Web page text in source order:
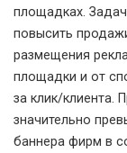
площадках.
повысить
размещения
площадки и от
за клик/клиента.
значительно
баннера фирм в